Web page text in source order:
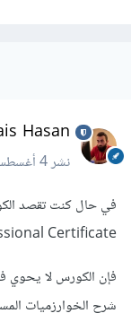
Hasan
نشر4 أغسطس 2023
Certificate.
فإن الكورس لا يحوي
شرح الخوارزميات